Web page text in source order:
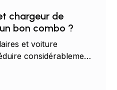
chargeur de
bon combo ?
et voiture
considérablement
possibles et les